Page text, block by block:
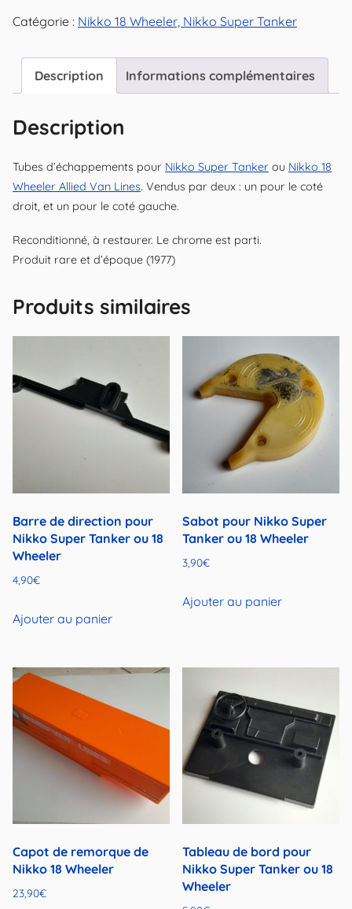
d'échappements
Nikko
Super
ou
Wheeler
Catégorie : Nikko 18 Wheeler, Nikko Super Tanker
Description Informations complémentaires
Description
Tubes d’échappements pour Nikko Super Tanker ou Nikko 18
Wheeler Allied Van Lines. Vendus par deux : un pour le coté
droit, et un pour le coté gauche.
Reconditionné, à restaurer. Le chrome est parti.
Produit rare et d’époque (1977)
Produits similaires
Barre de direction pour
Nikko Super Tanker ou 18
Wheeler
4,90€
Ajouter au panier
Sabot pour Nikko Super
Tanker ou 18 Wheeler
3,90€
Ajouter au panier
Capot de remorque de
Nikko 18 Wheeler
23,90€
Tableau de bord pour
Nikko Super Tanker ou 18
Wheeler